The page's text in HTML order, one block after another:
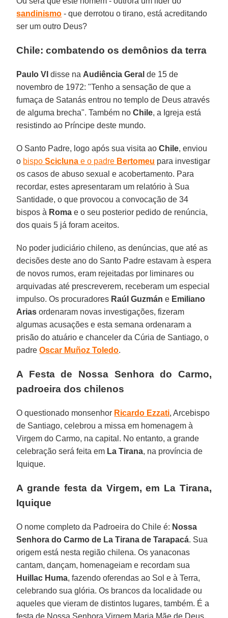
sandinismo - que derrotou o tirano, está acreditando
ser um outro Deus?
Chile: combatendo os demônios da terra
Paulo VI disse na Audiência Geral de 15 de
novembro de 1972: "Tenho a sensação de que a
fumaça de Satanás entrou no templo de Deus através
de alguma brecha". Também noChile, a Igreja está
resistindo ao Príncipe deste mundo.
O Santo Padre, logo após sua visita aoChile, enviou
o bispoScicluna e o padre Bertomeu para investigar
os casos de abuso sexual e acobertamento. Para
recordar, estes apresentaram um relatório à Sua
Santidade, o que provocou a convocação de 34
bispos à Roma e o seu posterior pedido de renúncia,
dos quais 5 já foram aceitos.
No poder judiciário chileno, as denúncias, que até as
decisões deste ano do Santo Padre estavam à espera
de novos rumos, eram rejeitadas por liminares ou
arquivadas até prescreverem, receberam um especial
impulso. Os procuradores Raúl Guzmán e Emiliano
Arias ordenaram novas investigações, fizeram
algumas acusações e esta semana ordenaram a
prisão do atuário e chanceler da Cúria de Santiago, o
padreOscar Muñoz Toledo.
A Festa de Nossa Senhora do Carmo,
padroeira dos chilenos
O questionado monsenhor Ricardo Ezzati, Arcebispo
de Santiago, celebrou a missa em homenagem à
Virgem do Carmo, na capital. No entanto, a grande
celebração será feita em La Tirana, na província de
Iquique.
A grande festa da Virgem, em La Tirana,
Iquique
O nome completo da Padroeira do Chile é: Nossa
Senhora do Carmo de La Tirana de Tarapacá. Sua
origem está nesta região chilena. Os yanaconas
cantam, dançam, homenageiam e recordam sua
Huillac Huma, fazendo oferendas ao Sol e à Terra,
celebrando sua glória. Os brancos da localidade ou
aqueles que vieram de distintos lugares, também. É a
festa de Nossa Senhora Virgem Maria Mãe de Deus,